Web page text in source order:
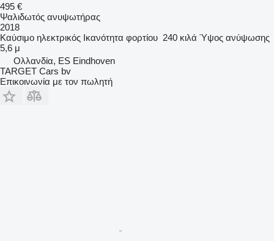
495 €
Ψαλιδωτός ανυψωτήρας
2018
Καύσιμο ηλεκτρικός Ικανότητα φορτίου 240 κιλά Ύψος ανύψωσης
5,6 μ
Ολλανδία, ES Eindhoven
TARGET Cars bv
Επικοινωνία με τον πωλητή